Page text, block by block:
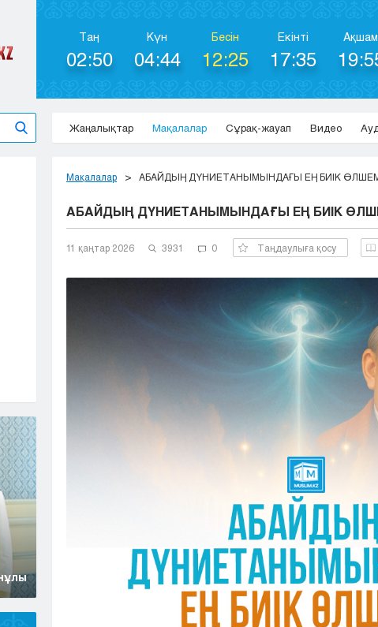
Таң
02:50
Күн
04:44
Бесін
12:25
Екінті
17:35
Ақшам
Жаңалықтар Мақалалар Сұрақ-жауап Видео
Мақалалар АБАЙДЫҢ ДҮНИЕТАНЫМЫНДАҒЫ ЕҢ БИІК
АБАЙДЫҢ ДҮНИЕТАНЫМЫНДАҒЫ ЕҢ БИІК
11 қаңтар 2026 3931 0 Таңдаулыға қосу